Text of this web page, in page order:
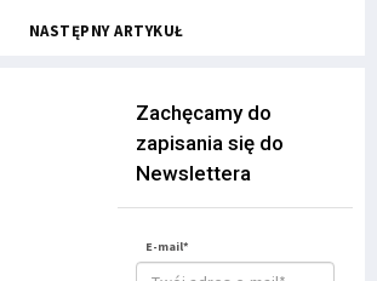
NASTĘPNY ARTYKUŁ
Zachęcamy do
zapisania się do
Newslettera
E-mail*